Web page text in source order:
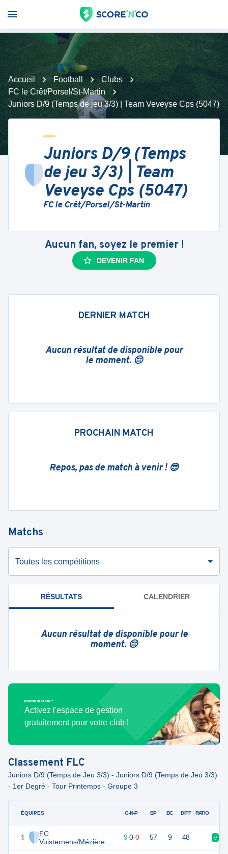
Accueil Football
Clubs
FC le Crêt/Porsel/St-Martin
Juniors D/9 (Temps de jeu 3/3) | Team Veveyse Cps (5047)
Juniors D/9 (Temps
de jeu 3/3) | Team
Veveyse Cps (5047)
FC le Crêt/Porsel/St-Martin
Aucun fan, soyez le premier !
DEVENIR FAN
DERNIER MATCH
Aucun résultat de disponible pour
le moment. 😔
PROCHAIN MATCH
Repos, pas de match à venir ! 😎
Matchs
Toutes les compétitions
RÉSULTATS CALENDRIER
Aucun résultat de disponible pour le
moment. 😔
Bénévole de ce club ?
Activez l'espace de gestion
gratuitement pour votre club !
Classement FLC
Juniors D/9 (Temps de Jeu 3/3) - Juniors D/9 (Temps de Jeu 3/3)
- 1er Degré - Tour Printemps - Groupe 3
ÉQUIPES
1
FC
Vuisternens/Mézières 1
2 JUNIOR
G-N-P BP BC DIFF RATIO
27 9-0-0 57 9 48 V